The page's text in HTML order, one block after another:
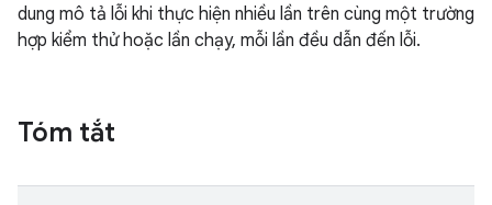
dung mô tả lỗi khi thực hiện nhiều lần trên cùng một trường
hợp kiểm thử hoặc lần chạy, mỗi lần đều dẫn đến lỗi.
Tóm tắt